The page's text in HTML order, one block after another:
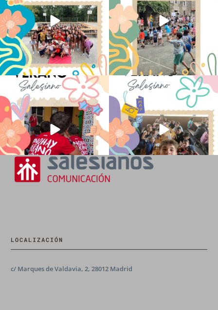
No hay verano sin que sea Salesiano ❤️
💫 en Luz 4
...
0
viviendo la alegría en el campamento
...
LOCALIZACIÓN
c/ Marques de Valdavia, 2, 28012 Madrid